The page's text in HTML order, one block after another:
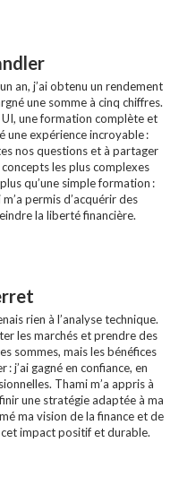
an, j’ai obtenu un rendement
une somme à cinq chiffres.
une formation complète et
une expérience incroyable :
nos questions et à partager
les plus complexes
qu’une simple formation :
permis d’acquérir des
la liberté financière.
rien à l’analyse technique.
les marchés et prendre des
sommes, mais les bénéfices
j’ai gagné en confiance, en
Thami m’a appris à
une stratégie adaptée à ma
ma vision de la finance et de
impact positif et durable.